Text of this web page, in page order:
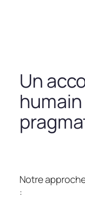
Un
Notre
: